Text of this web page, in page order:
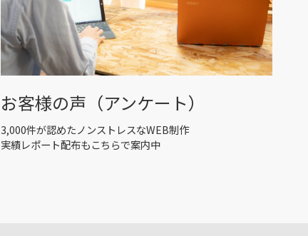
お客様の声（アンケート）
3,000件が認めたノンストレスなWEB制作
実績レポート配布もこちらで案内中